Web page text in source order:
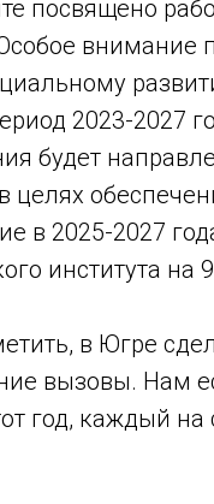
посвящено
внимание
2023-2027
будет
целях
в 2025-2027
института на
в Югре
вызовы. Нам
год, каждый